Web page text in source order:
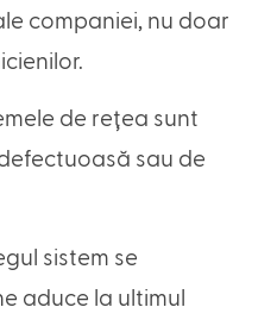
companiei, nu doar
de rețea sunt
sau de
sistem se
aduce la ultimul